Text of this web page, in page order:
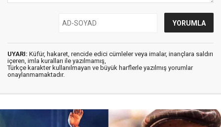
UYARI: Küfür, hakaret, rencide edici cümleler veya imalar, inançlara saldırı
içeren, imla kuralları ile yazılmamış,
Türkçe karakter kullanılmayan ve büyük harflerle yazılmış yorumlar
onaylanmamaktadır.